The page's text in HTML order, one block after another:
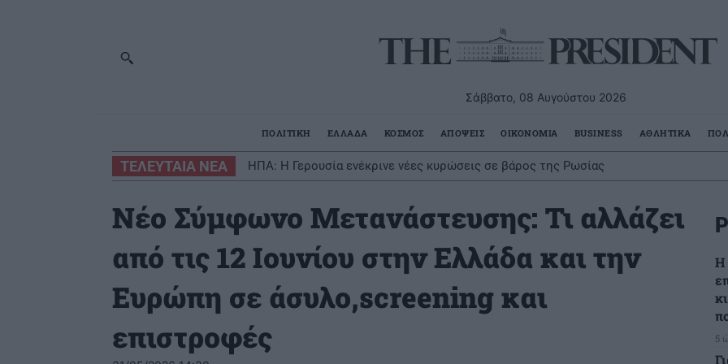
Σάββατο, 08 Αυγούστου 2026
ΠΟΛΙΤΙΚΗ ΕΛΛΑΔΑ ΚΟΣΜΟΣ ΑΠΟΨΕΙΣ ΟΙΚΟΝΟΜΙΑ BUSINESS ΑΘΛΗΤΙΚΑ
ΤΕΛΕΥΤΑΙΑ ΝΕΑ ΗΠΑ: Η Γερουσία ενέκρινε νέες κυρώσεις σε βάρος της Ρωσίας
Νέο Σύμφωνο Μετανάστευσης: Τι αλλάζει
από τις 12 Ιουνίου στην Ελλάδα και την
Ευρώπη σε άσυλο,screening και
επιστροφές
Η
5